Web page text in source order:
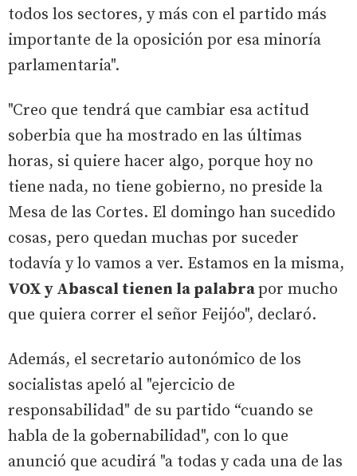
todos los sectores, y más con el partido más
importante de la oposición por esa minoría
parlamentaria".
"Creo que tendrá que cambiar esa actitud
soberbia que ha mostrado en las últimas
horas, si quiere hacer algo, porque hoy no
tiene nada, no tiene gobierno, no preside la
Mesa de las Cortes. El domingo han sucedido
cosas, pero quedan muchas por suceder
todavía y lo vamos a ver. Estamos en la misma,
VOX y Abascal tienen la palabrapor mucho
que quiera correr el señor Feijóo", declaró.
Además, el secretario autonómico de los
socialistas apeló al "ejercicio de
responsabilidad" de su partido “cuando se
habla de la gobernabilidad", con lo que
anunció que acudirá "a todas y cada una de las